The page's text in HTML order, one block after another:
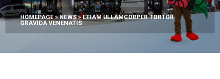
HOMEPAGE»NEWS»ETIAM ULLAMCORPER TORTOR
GRAVIDA VENENATIS